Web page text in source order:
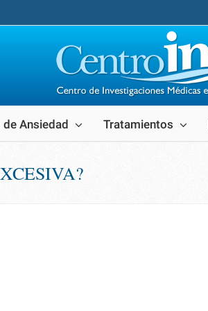
Ansiedad Tratamientos